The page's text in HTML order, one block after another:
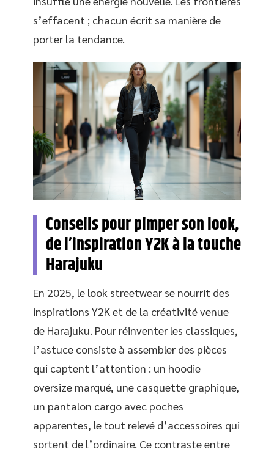
s’effacent ; chacun écrit sa manière de
porter la tendance.
Conseils pour pimper son look,
de l’inspiration Y2K à la touche
Harajuku
En 2025, le look streetwear se nourrit des
inspirations Y2K et de la créativité venue
de Harajuku. Pour réinventer les classiques,
l’astuce consiste à assembler des pièces
qui captent l’attention : un hoodie
oversize marqué, une casquette graphique,
un pantalon cargo avec poches
apparentes, le tout relevé d’accessoires qui
sortent de l’ordinaire. Ce contraste entre